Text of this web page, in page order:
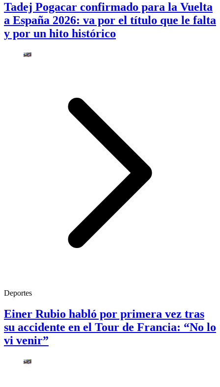
Tadej Pogacar confirmado para la Vuelta
a España 2026: va por el título que le falta
y por un hito histórico
Deportes
Einer Rubio habló por primera vez tras
su accidente en el Tour de Francia: “No lo
vi venir”